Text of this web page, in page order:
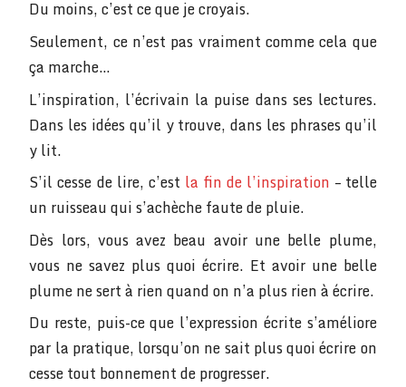
Du moins, c’est ce que je croyais.
Seulement, ce n’est pas vraiment comme cela que
ça marche…
L’inspiration, l’écrivain la puise dans ses lectures.
Dans les idées qu’il y trouve, dans les phrases qu’il
y lit.
S’il cesse de lire, c’est la fin de l’inspiration – telle
un ruisseau qui s’achèche faute de pluie.
Dès lors, vous avez beau avoir une belle plume,
vous ne savez plus quoi écrire. Et avoir une belle
plume ne sert à rien quand on n’a plus rien à écrire.
Du reste, puis-ce que l’expression écrite s’améliore
par la pratique, lorsqu’on ne sait plus quoi écrire on
cesse tout bonnement de progresser.